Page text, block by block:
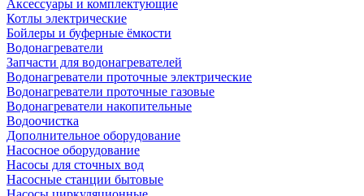
Аксессуары и комплектующие
Котлы электрические
Бойлеры и буферные ёмкости
Водонагреватели
Запчасти для водонагревателей
Водонагреватели проточные электрические
Водонагреватели проточные газовые
Водонагреватели накопительные
Водоочистка
Дополнительное оборудование
Насосное оборудование
Насосы для сточных вод
Насосные станции бытовые